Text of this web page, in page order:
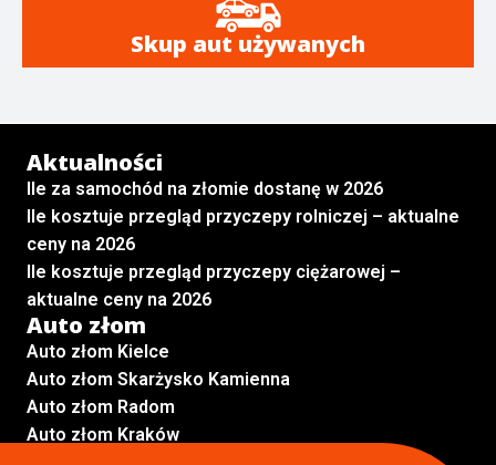
Skup aut używanych
Aktualności
Ile za samochód na złomie dostanę w 2026
Ile kosztuje przegląd przyczepy rolniczej – aktualne
ceny na 2026
Ile kosztuje przegląd przyczepy ciężarowej –
aktualne ceny na 2026
Auto złom
Auto złom Kielce
Auto złom Skarżysko Kamienna
Auto złom Radom
Auto złom Kraków